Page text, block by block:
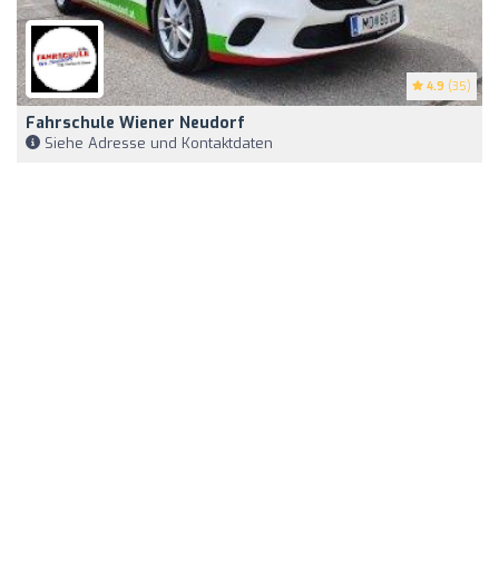
4.9 (35)
Fahrschule Wiener Neudorf
Siehe Adresse und Kontaktdaten